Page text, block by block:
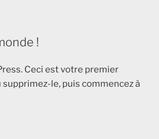
!
Ceci est votre premier
le, puis commencez à